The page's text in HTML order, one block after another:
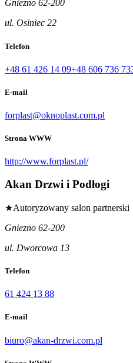
Gniezno 62-200
ul. Osiniec 22
Telefon
+48 61 426 14 09+48 606 736
E-mail
forplast@oknoplast.com.pl
Strona WWW
http://www.forplast.pl/
Akan Drzwi i Podłogi
★Autoryzowany salon partnerski
Gniezno 62-200
ul. Dworcowa 13
Telefon
61 424 13 88
E-mail
biuro@akan-drzwi.com.pl